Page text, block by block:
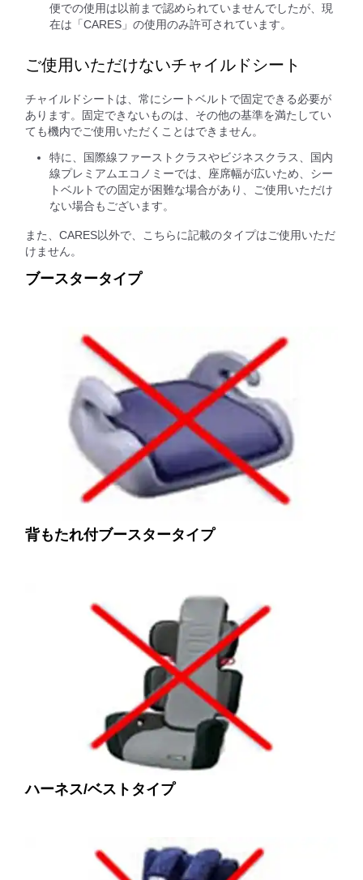
便での使用は以前まで認められていませんでしたが、現
在は「CARES」の使用のみ許可されています。
ご使用いただけないチャイルドシート
チャイルドシートは、常にシートベルトで固定できる必要が
あります。固定できないものは、その他の基準を満たしてい
ても機内でご使用いただくことはできません。
特に、国際線ファーストクラスやビジネスクラス、国内
線プレミアムエコノミーでは、座席幅が広いため、シー
トベルトでの固定が困難な場合があり、ご使用いただけ
ない場合もございます。
また、CARES以外で、こちらに記載のタイプはご使用いただ
けません。
ブースタータイプ
背もたれ付ブースタータイプ
ハーネス/ベストタイプ